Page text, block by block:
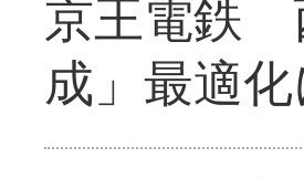
京王電鉄
成」最適